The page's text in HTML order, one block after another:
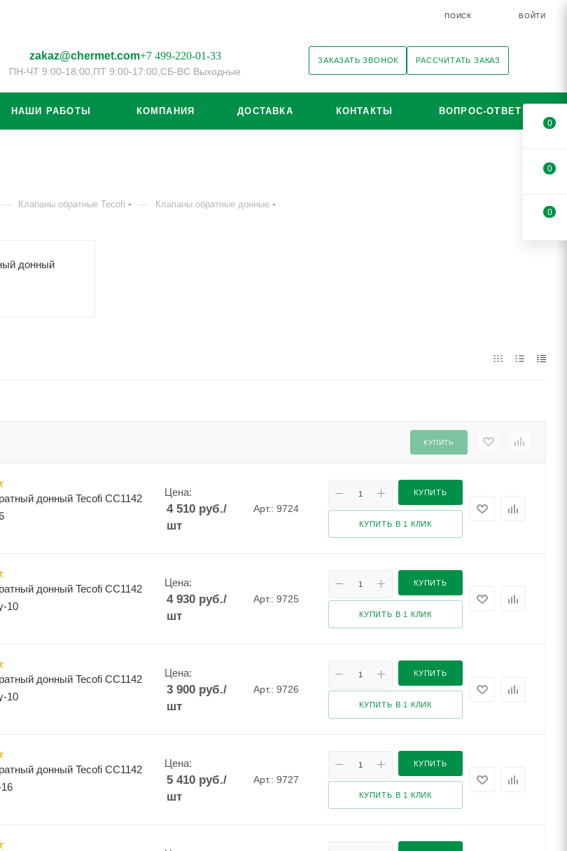
ПОИСК ВОЙТИ
zakaz@chermet.com+7 499-220-01-33
ПН-ЧТ 9:00-18:00, ПТ 9:00-17:00, СБ-ВС Выходные
ЗАКАЗАТЬ ЗВОНОК РАССЧИТАТЬ ЗАКАЗ
НАШИ РАБОТЫ КОМПАНИЯ ДОСТАВКА КОНТАКТЫ ВОПРОС-ОТВЕТ
— Клапаны обратные Tecofi — Клапаны обратные донные
донный
КУПИТЬ
донный Tecofi CC1142
Цена:
4 510руб./
шт
Арт.: 9724
КУПИТЬ
КУПИТЬ В 1 КЛИК
донный Tecofi CC1142
10
Цена:
4 930руб./
шт
Арт.: 9725
КУПИТЬ
КУПИТЬ В 1 КЛИК
донный Tecofi CC1142
10
Цена:
3 900руб./
шт
Арт.: 9726
КУПИТЬ
КУПИТЬ В 1 КЛИК
донный Tecofi CC1142
Цена:
5 410руб./
шт
Арт.: 9727
КУПИТЬ
КУПИТЬ В 1 КЛИК
0
0
0